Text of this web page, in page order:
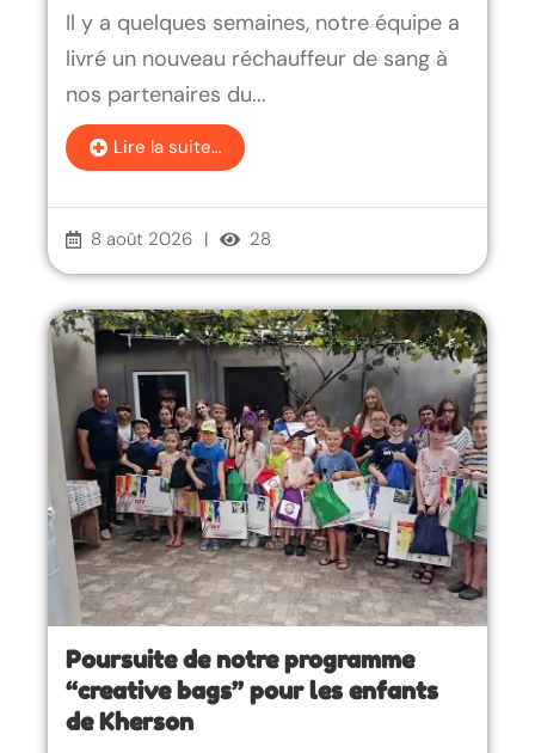
8 août 2026 | 28
Il y a quelques semaines, notre équipe a
livré un nouveau réchauffeur de sang à
nos partenaires du...
Lire la suite…
Poursuite de notre programme
“creative bags” pour les enfants
de Kherson